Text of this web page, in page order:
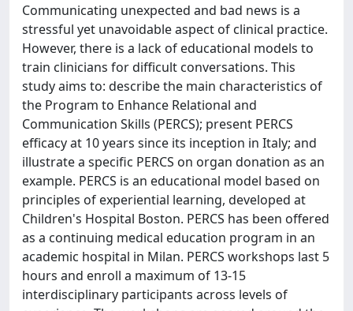
Communicating unexpected and bad news is a
stressful yet unavoidable aspect of clinical practice.
However, there is a lack of educational models to
train clinicians for difficult conversations. This
study aims to: describe the main characteristics of
the Program to Enhance Relational and
Communication Skills (PERCS); present PERCS
efficacy at 10 years since its inception in Italy; and
illustrate a specific PERCS on organ donation as an
example. PERCS is an educational model based on
principles of experiential learning, developed at
Children's Hospital Boston. PERCS has been offered
as a continuing medical education program in an
academic hospital in Milan. PERCS workshops last 5
hours and enroll a maximum of 13-15
interdisciplinary participants across levels of